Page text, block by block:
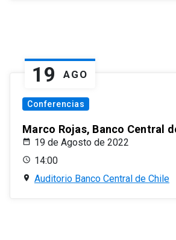
19 AGO
Conferencias
Marco Rojas, Banco Central
19 de Agosto de 2022
14:00
Auditorio Banco Central de Chile